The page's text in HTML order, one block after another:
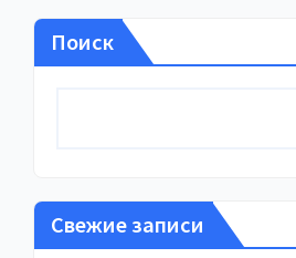
Поиск
Свежие записи